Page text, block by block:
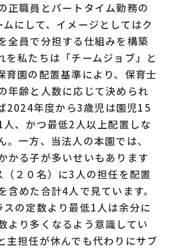
正職員とパートタイム勤務の
にして、イメージとしてはク
全員で分担する仕組みを構築
を私たちは「チームジョブ」と
育園の配置基準により、保育士
年齢と人数に応じて決められ
2024年度から3歳児は園児15
、かつ最低2人以上配置しな
。一方、当法人の本園では、
かる子が多いせいもあります
２０名）に3人の担任を配置
含めた合計4人で見ています。
の定数より最低1人は余分に
より多くなるよう意識してい
主担任が休んでも代わりにサブ